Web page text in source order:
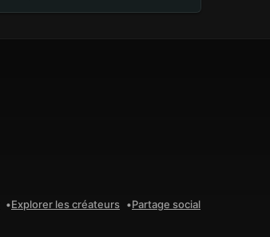
Explorer les créateurs Partage social